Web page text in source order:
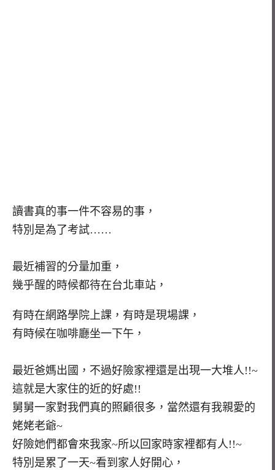
讀書真的事一件不容易的事，
特別是為了考試……
最近補習的分量加重，
幾乎醒的時候都待在台北車站，
有時在網路學院上課，有時是現場課，
有時候在咖啡廳坐一下午，
最近爸媽出國，不過好險家裡還是出現一大堆人!!~
這就是大家住的近的好處!!
舅舅一家對我們真的照顧很多，當然還有我親愛的
姥姥老爺~
好險她們都會來我家~所以回家時家裡都有人!!~
特別是累了一天~看到家人好開心，